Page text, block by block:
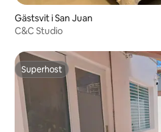
Gästsvit i San Juan
C&C Studio
Superhost
Superhost